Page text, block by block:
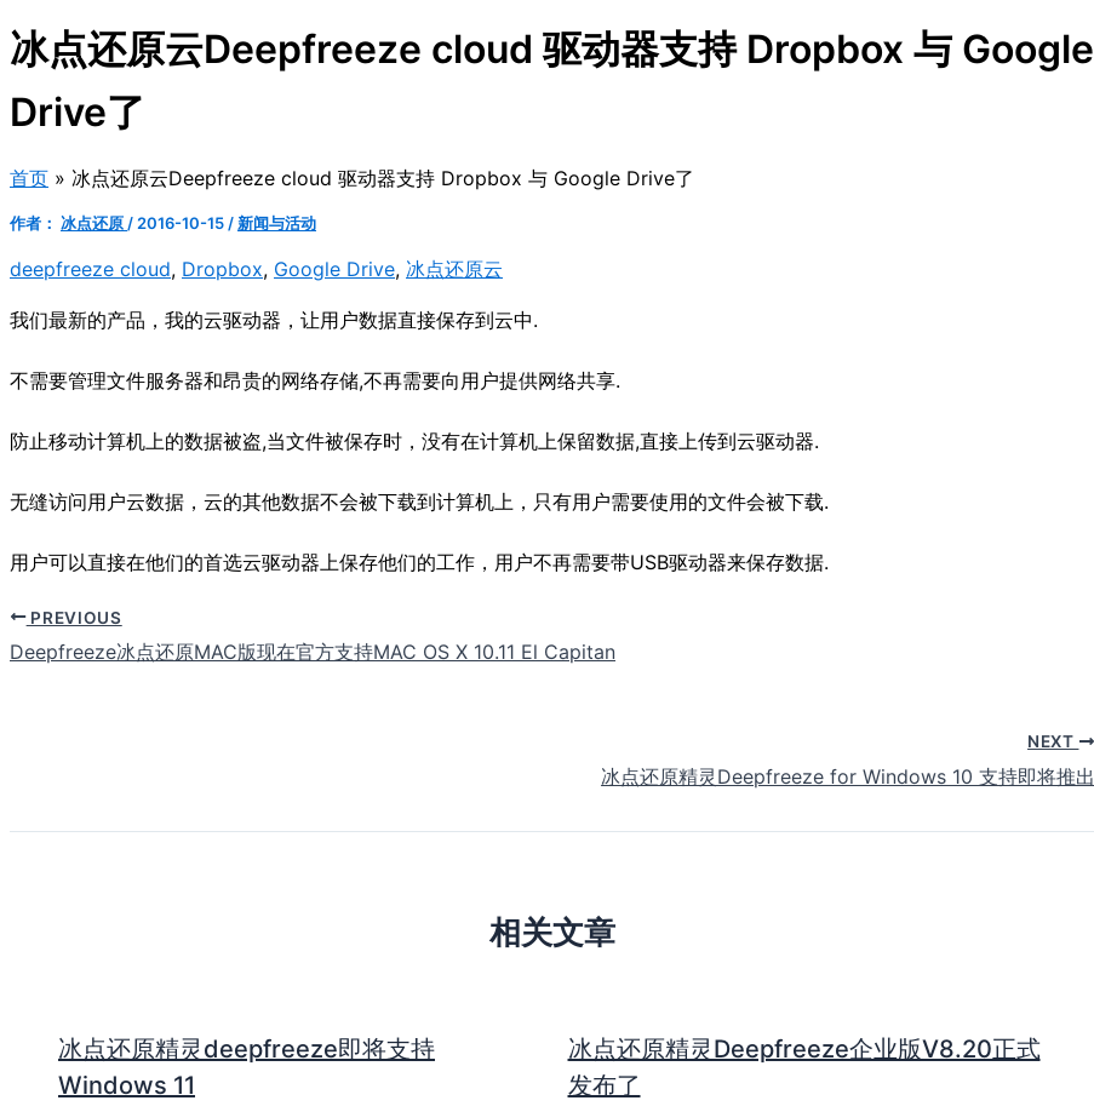
冰点还原云Deepfreeze cloud 驱动器支持 Dropbox 与 Google
Drive了
首页 冰点还原云Deepfreeze cloud 驱动器支持 Dropbox 与 Google Drive了
作者： 冰点还原 / 2016-10-15 /新闻与活动
deepfreeze cloud, Dropbox, Google Drive, 冰点还原云
我们最新的产品，我的云驱动器，让用户数据直接保存到云中.
不需要管理文件服务器和昂贵的网络存储,不再需要向用户提供网络共享.
防止移动计算机上的数据被盗,当文件被保存时，没有在计算机上保留数据,直接上传到云驱动器.
无缝访问用户云数据，云的其他数据不会被下载到计算机上，只有用户需要使用的文件会被下载.
用户可以直接在他们的首选云驱动器上保存他们的工作，用户不再需要带USB驱动器来保存数据.
PREVIOUS
Deepfreeze冰点还原MAC版现在官方支持MAC OS X 10.11 El Capitan
NEXT
冰点还原精灵Deepfreeze for Windows 10 支持即将推出
相关文章
冰点还原精灵deepfreeze即将支持
Windows 11
冰点还原精灵Deepfreeze企业版V8.20正式
发布了